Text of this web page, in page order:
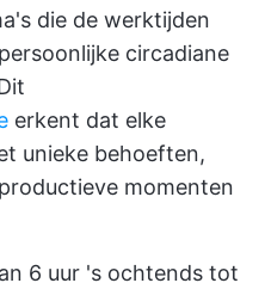
die de werktijden
circadiane
erkent dat elke
unieke behoeften,
momenten
6 uur 's ochtends tot